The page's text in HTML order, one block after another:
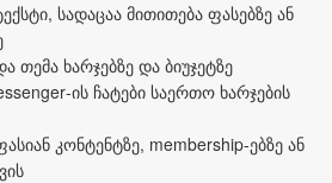
სადაცაა მითითება ფასებზე ან
თემა ხარჯებზე და ბიუჯეტზე
ჩატები საერთო ხარჯების
კონტენტზე, membership‑ებზე ან